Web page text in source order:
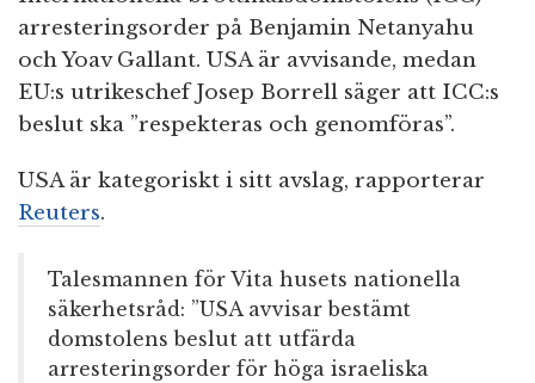
arresteringsorder på Benjamin Netanyahu
och Yoav Gallant. USA är avvisande, medan
EU:s utrikeschef Josep Borrell säger att ICC:s
beslut ska ”respekteras och genomföras”.
USA är kategoriskt i sitt avslag, rapporterar
Reuters.
Talesmannen för Vita husets nationella
säkerhetsråd: ”USA avvisar bestämt
domstolens beslut att utfärda
arresteringsorder för höga israeliska